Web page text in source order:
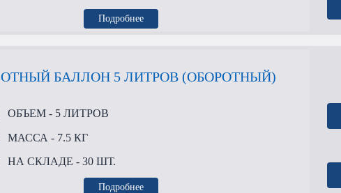
Подробнее
БАЛЛОН 5 ЛИТРОВ (ОБОРОТНЫЙ)
ОБЪЕМ- 5 ЛИТРОВ
МАССА - 7.5 КГ
НА СКЛАДЕ - 30 ШТ.
Подробнее